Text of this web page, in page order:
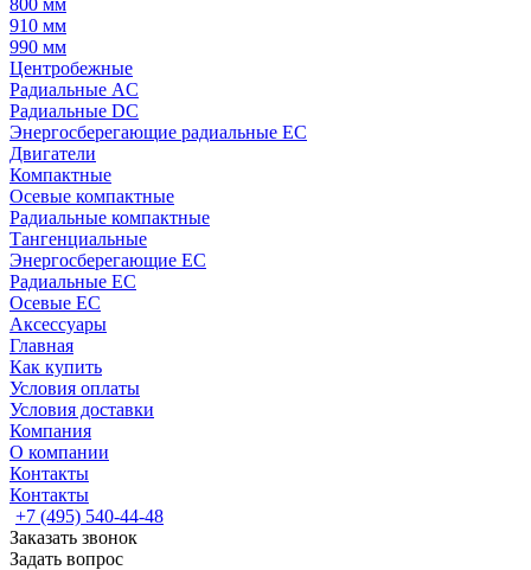
800 мм
910 мм
990 мм
Центробежные
Радиальные AC
Радиальные DC
Энергосберегающие радиальные EC
Двигатели
Компактные
Осевые компактные
Радиальные компактные
Тангенциальные
Энергосберегающие EC
Радиальные EC
Осевые EC
Аксессуары
Главная
Как купить
Условия оплаты
Условия доставки
Компания
О компании
Контакты
Контакты
+7 (495) 540-44-48
Заказать звонок
Задать вопрос